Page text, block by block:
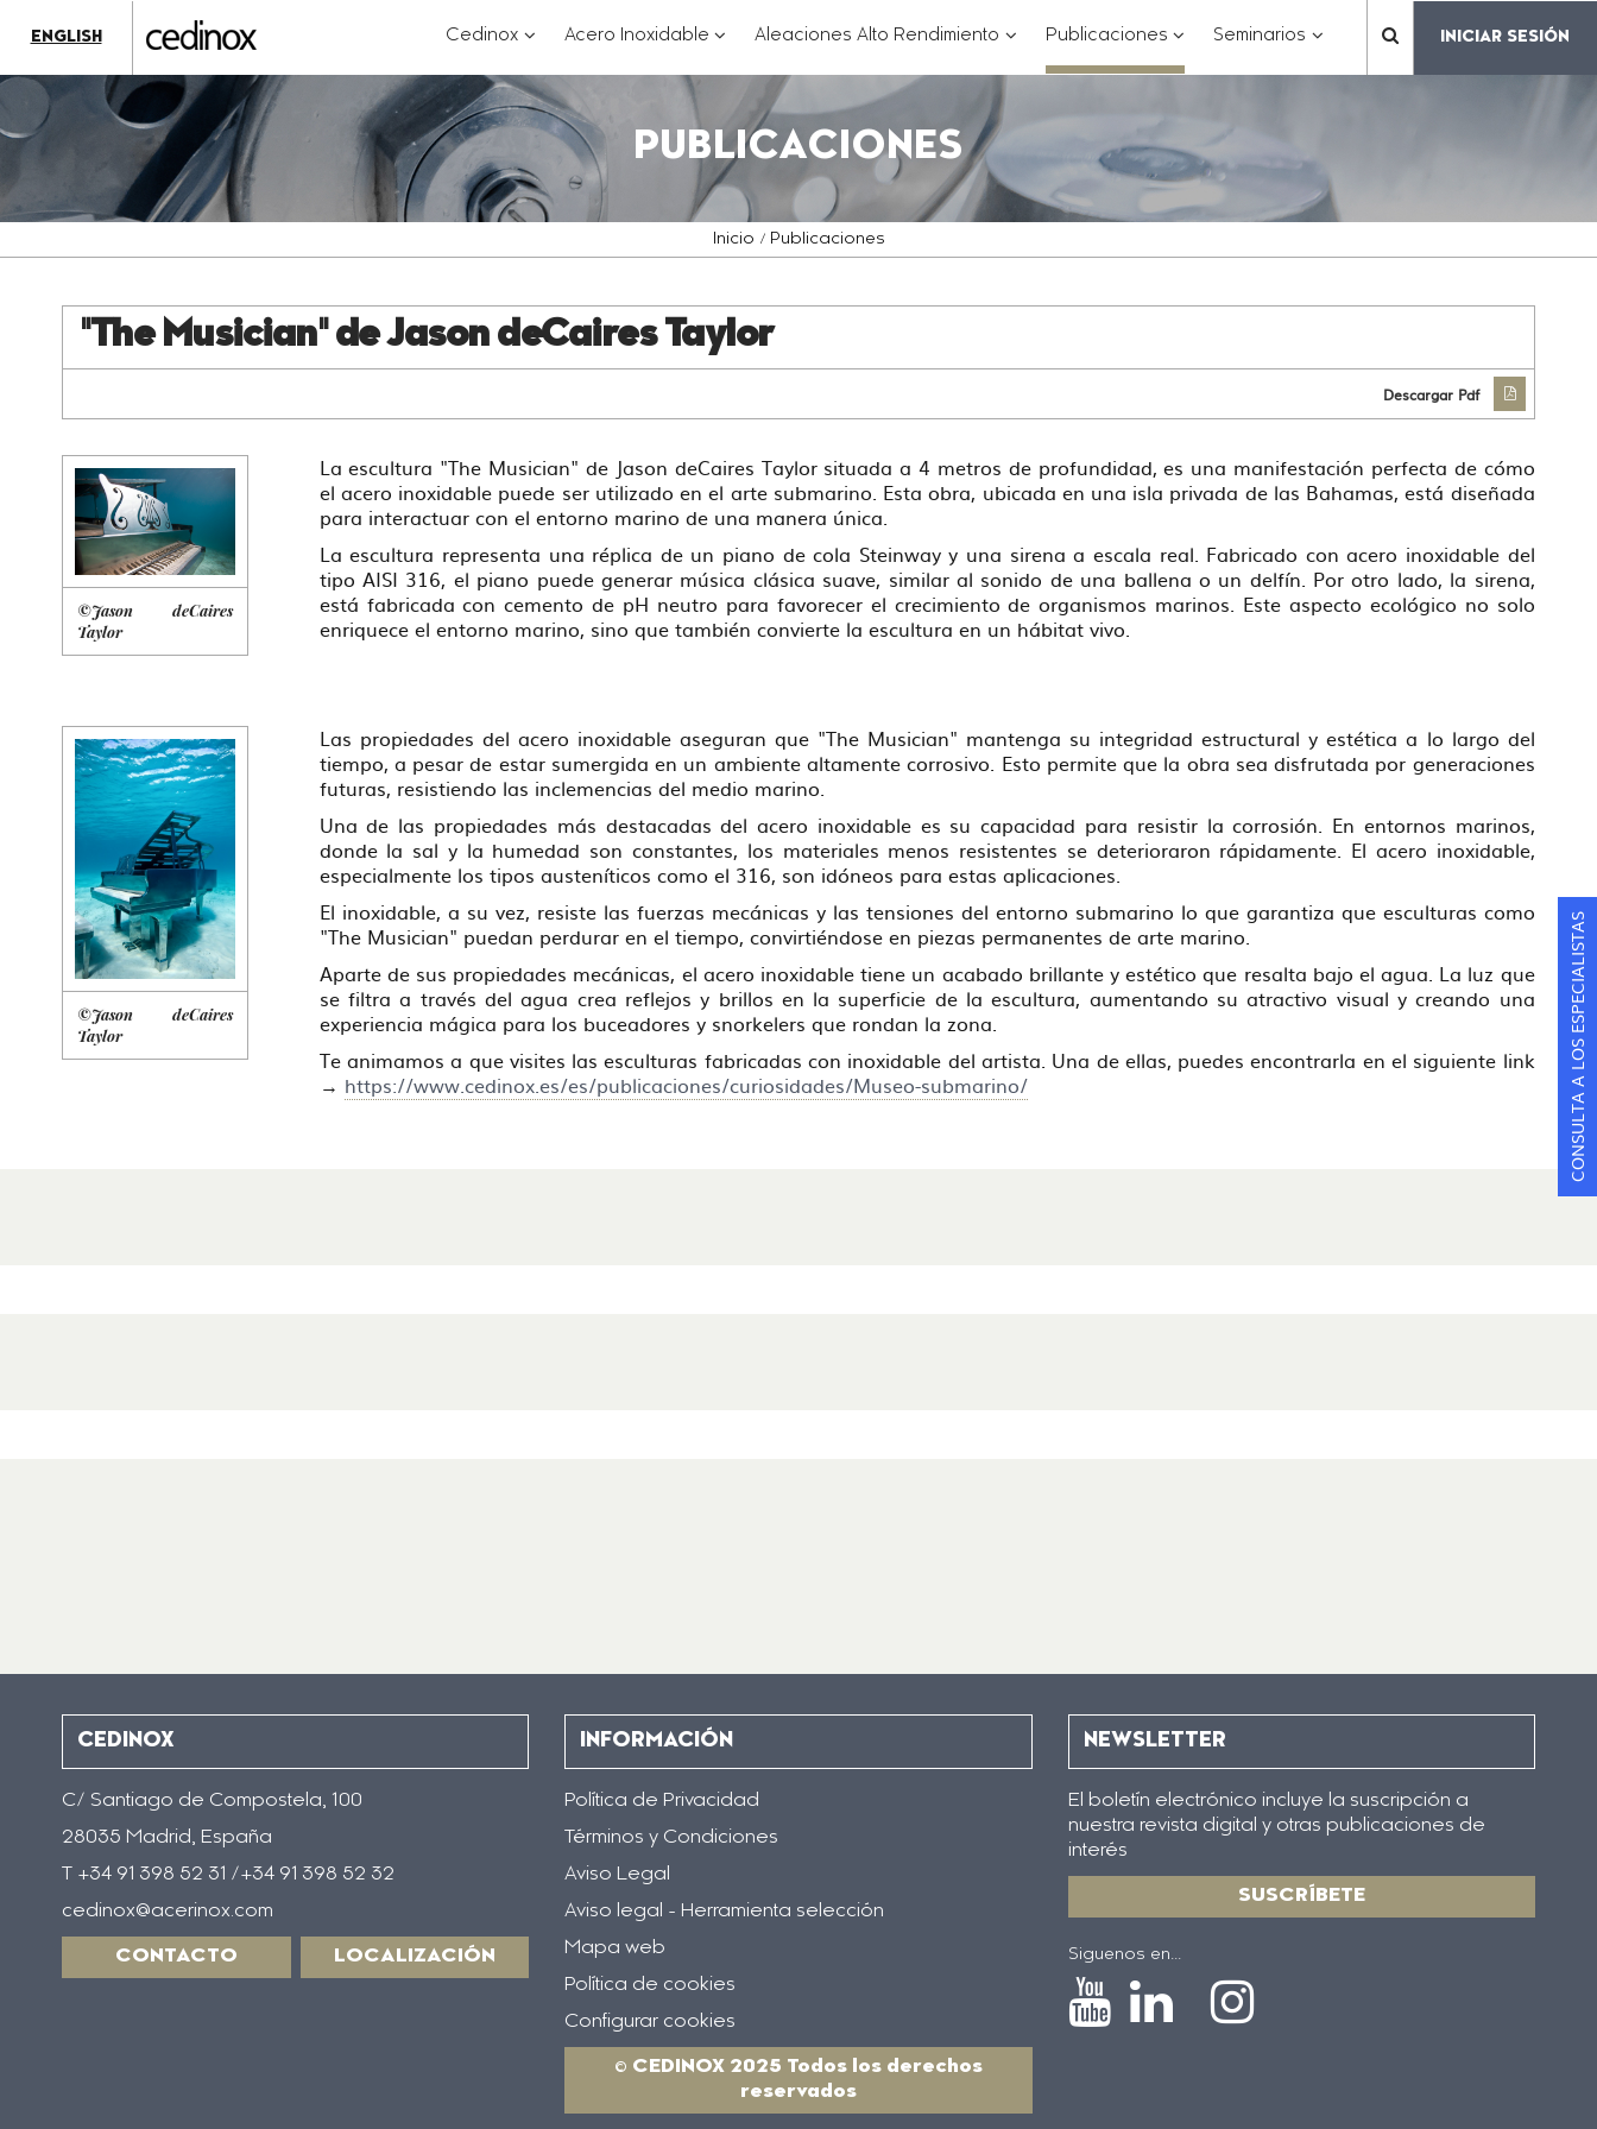
label.access.jump.content???
???
label.access.jump.header???
label.access.jump.footer???
???
label.access.jump.menu???
ENGLISH Cedinox???
Acero Inoxidable???
key.formatter.header.toggle.subsections???
Aleaciones Alto Rendimiento ???
key.formatter.header.toggle.subsections???
Publicaciones???
key.formatter.header.toggle.subsections???
Seminarios ???
???
INICIAR SESIÓN
PUBLICACIONES
Inicio Publicaciones
"The Musician" de Jason deCaires Taylor
Descargar Pdf
©Jason deCaires
Taylor
La escultura "The Musician" de Jason deCaires Taylor situada a 4 metros de profundidad, es una manifestación perfecta de cómo
el acero inoxidable puede ser utilizado en el arte submarino. Esta obra, ubicada en una isla privada de las Bahamas, está diseñada
para interactuar con el entorno marino de una manera única.
La escultura representa una réplica de un piano de cola Steinway y una sirena a escala real. Fabricado con acero inoxidable del
tipo AISI 316, el piano puede generar música clásica suave, similar al sonido de una ballena o un delfín. Por otro lado, la sirena,
está fabricada con cemento de pH neutro para favorecer el crecimiento de organismos marinos. Este aspecto ecológico no solo
enriquece el entorno marino, sino que también convierte la escultura en un hábitat vivo.
©Jason deCaires
Taylor
Las propiedades del acero inoxidable aseguran que "The Musician" mantenga su integridad estructural y estética a lo largo del
tiempo, a pesar de estar sumergida en un ambiente altamente corrosivo. Esto permite que la obra sea disfrutada por generaciones
futuras, resistiendo las inclemencias del medio marino.
Una de las propiedades más destacadas del acero inoxidable es su capacidad para resistir la corrosión. En entornos marinos,
donde la sal y la humedad son constantes, los materiales menos resistentes se deterioraron rápidamente. El acero inoxidable,
especialmente los tipos austeníticos como el 316, son idóneos para estas aplicaciones.
El inoxidable, a su vez, resiste las fuerzas mecánicas y las tensiones del entorno submarino lo que garantiza que esculturas como
"The Musician" puedan perdurar en el tiempo, convirtiéndose en piezas permanentes de arte marino.
Aparte de sus propiedades mecánicas, el acero inoxidable tiene un acabado brillante y estético que resalta bajo el agua. La luz que
se filtra a través del agua crea reflejos y brillos en la superficie de la escultura, aumentando su atractivo visual y creando una
experiencia mágica para los buceadores y snorkelers que rondan la zona.
Te animamos a que visites las esculturas fabricadas con inoxidable del artista. Una de ellas, puedes encontrarla en el siguiente link
→ https://www.cedinox.es/es/publicaciones/curiosidades/Museo-submarino/
CEDINOX
C/ Santiago de Compostela, 100
28035 Madrid, España
T +34 91 398 52 31 /+34 91 398 52 32
cedinox@acerinox.com
CONTACTO LOCALIZACIÓN
INFORMACIÓN
Política de Privacidad
Términos y Condiciones
Aviso Legal
Aviso legal - Herramienta selección
Mapa web
Política de cookies
Configurar cookies
© CEDINOX 2025 Todos los derechos
reservados
NEWSLETTER
El boletín electrónico incluye la suscripción a
nuestra revista digital y otras publicaciones de
interés
SUSCRÍBETE
Siguenos en...
Icono
Icono
IconoIcono
CONSULTA A LOS ESPECIALISTAS